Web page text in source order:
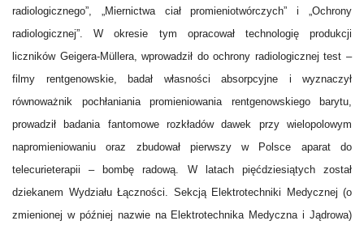
radiologicznego”, „Miernictwa ciał promieniotwórczych” i „Ochrony
radiologicznej”. W okresie tym opracował technologię produkcji
liczników Geigera-Müllera, wprowadził do ochrony radiologicznej test –
filmy rentgenowskie, badał własności absorpcyjne i wyznaczył
równoważnik pochłaniania promieniowania rentgenowskiego barytu,
prowadził badania fantomowe rozkładów dawek przy wielopolowym
napromieniowaniu oraz zbudował pierwszy w Polsce aparat do
telecurieterapii – bombę radową. W latach pięćdziesiątych został
dziekanem Wydziału Łączności. Sekcją Elektrotechniki Medycznej (o
zmienionej w później nazwie na Elektrotechnika Medyczna i Jądrowa)